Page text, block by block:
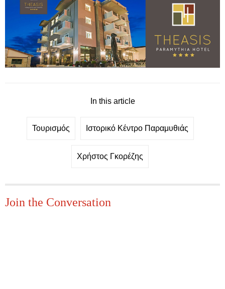
In this article
Τουρισμός Ιστορικό Κέντρο Παραμυθιάς
Χρήστος Γκορέζης
Join the Conversation